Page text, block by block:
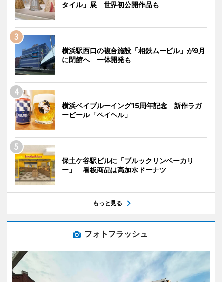
タイル」展 世界初公開作品も
横浜駅西口の複合施設「相鉄ムービル」が9月
に閉館へ 一体開発も
横浜ベイブルーイング15周年記念 新作ラガ
ービール「ベイヘル」
保土ケ谷駅ビルに「ブルックリンベーカリ
ー」 看板商品は高加水ドーナツ
もっと見る
フォトフラッシュ